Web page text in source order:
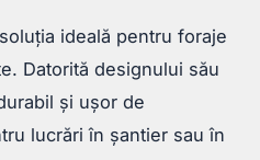
ideală pentru foraje
Datorită designului său
și ușor de
lucrări în șantier sau în